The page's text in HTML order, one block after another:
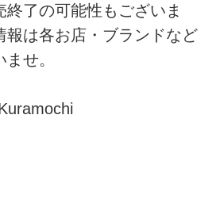
了の可能性もございま
報は各お店・ブランドなど
せ。